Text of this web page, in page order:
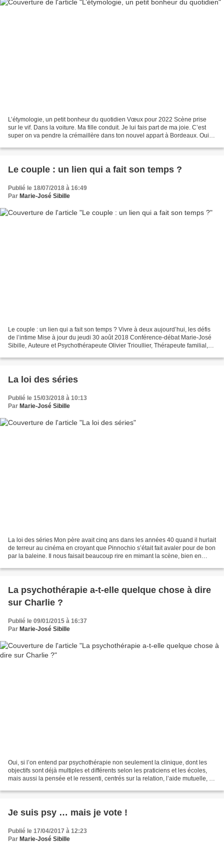
L’étymologie, un petit bonheur du quotidien Vœux pour 2022 Scène prise
sur le vif. Dans la voiture. Ma fille conduit. Je lui fais part de ma joie. C’est
super on va pendre la crémaillère dans ton nouvel appart à Bordeaux. Oui,
Le couple : un lien qui a fait son temps ?
Publié le 18/07/2018 à 16:49
Par Marie-José Sibille
Le couple : un lien qui a fait son temps ? Vivre à deux aujourd’hui, les défis
de l’intime Mise à jour du jeudi 30 août 2018 Conférence-débat Marie-José
Sibille, Auteure et Psychothérapeute Olivier Trioullier, Thérapeute familial,
La loi des séries
Publié le 15/03/2018 à 10:13
Par Marie-José Sibille
La loi des séries Mon père avait cinq ans dans les années 40 quand il hurlait
de terreur au cinéma en croyant que Pinnochio s’était fait avaler pour de bon
par la baleine. Il nous faisait beaucoup rire en mimant la scène, bien en
La psychothérapie a-t-elle quelque chose à dire
sur Charlie ?
Publié le 09/01/2015 à 16:37
Par Marie-José Sibille
Oui, si l’on entend par psychothérapie non seulement la clinique, dont les
objectifs sont déjà multiples et différents selon les praticiens et les écoles,
mais aussi la pensée et le ressenti, centrés sur la relation, l’aide mutuelle, le
Je suis psy … mais je vote !
Publié le 17/04/2017 à 12:23
Par Marie-José Sibille